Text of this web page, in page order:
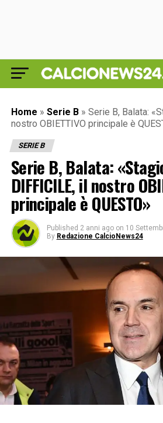
Home » Serie B » Serie B, Balata:
nostro OBIETTIVO principale è
SERIE B
Serie B, Balata:
DIFFICILE, il nostro
principale è QUESTO»
Published 2 anni ago on 10
By Redazione CalcioNews24